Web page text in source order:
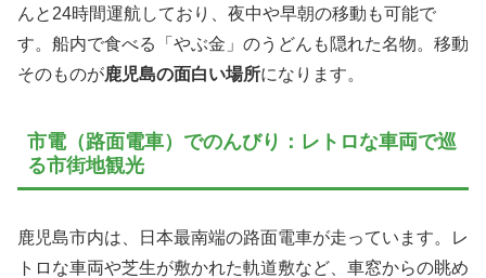
んと24時間運航しており、夜中や早朝の移動も可能で
す。船内で食べる「やぶ金」のうどんも隠れた名物。移動
そのものが鹿児島の面白い場所になります。
市電（路面電車）でのんびり：レトロな車両で巡
る市街地観光
鹿児島市内は、日本最南端の路面電車が走っています。レ
トロな車両や芝生が敷かれた軌道敷など、車窓からの眺め